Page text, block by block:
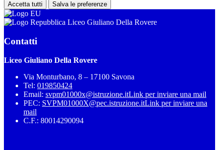
Accetta tutti Salva le preferenze
Liceo Giuliano Della Rovere
Contatti
Liceo Giuliano Della Rovere
Via Monturbano, 8 – 17100 Savona
Tel: 019850424
Email: svpm01000x@istruzione.itLink per inviare una mail
PEC: SVPM01000X@pec.istruzione.itLink per inviare una
mail
C.F.: 80014290094